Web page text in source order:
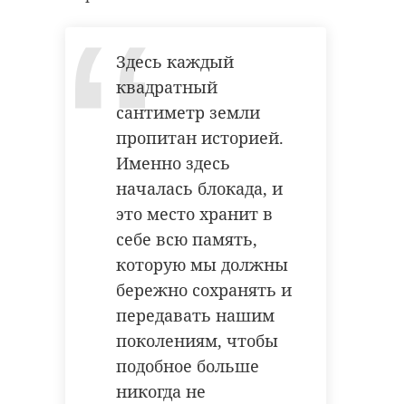
Здесь каждый
квадратный
сантиметр земли
пропитан историей.
Именно здесь
началась блокада, и
это место хранит в
себе всю память,
которую мы должны
бережно сохранять и
передавать нашим
поколениям, чтобы
подобное больше
никогда не